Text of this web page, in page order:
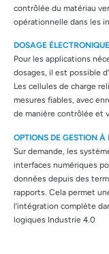
contrôlée du matériau
opérationnelle dans les
DOSAGE
Pour les applications
dosages, il est possible
Les cellules de charge
mesures fiables, avec
de manière contrôlée et
OPTIONS DE GESTION
Sur demande, les
interfaces numériques
données depuis des
rapports. Cela permet
l’intégration complète
logiques Industrie 4.0